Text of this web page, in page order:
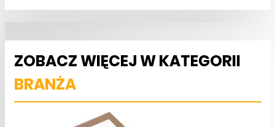
ZOBACZ WIĘCEJ W KATEGORII
BRANŻA